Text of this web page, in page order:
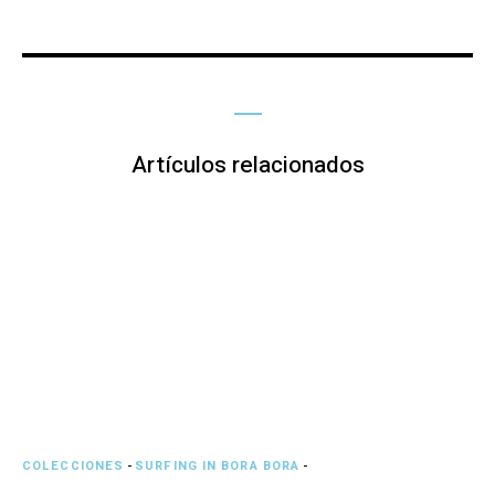
Artículos relacionados
COLECCIONES - SURFING IN BORA BORA -